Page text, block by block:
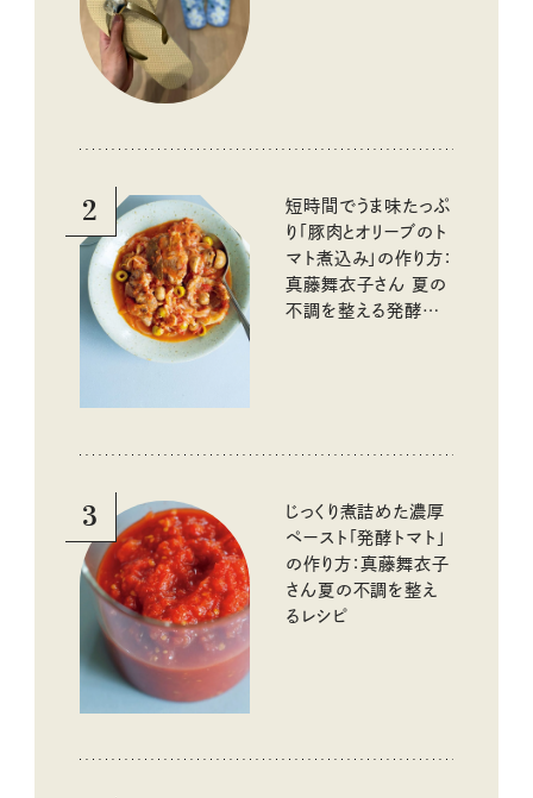
2
短時間でうま味たっぷ
り「豚肉とオリーブのト
マト煮込み」の作り方：
真藤舞衣子さん 夏の
不調を整える発酵レ
3
じっくり煮詰めた濃厚
ペースト「発酵トマト」
の作り方：真藤舞衣子
さん夏の不調を整え
るレシピ